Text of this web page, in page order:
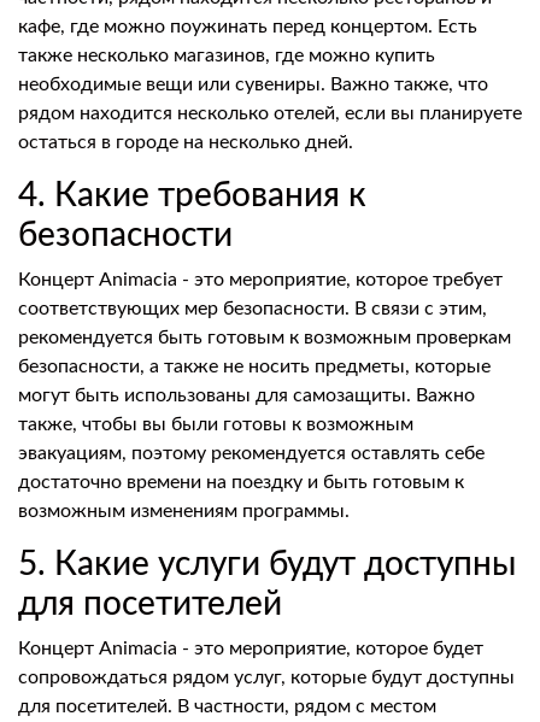
кафе, где можно поужинать перед концертом. Есть
также несколько магазинов, где можно купить
необходимые вещи или сувениры. Важно также, что
рядом находится несколько отелей, если вы планируете
остаться в городе на несколько дней.
4. Какие требования к
безопасности
Концерт Animacia - это мероприятие, которое требует
соответствующих мер безопасности. В связи с этим,
рекомендуется быть готовым к возможным проверкам
безопасности, а также не носить предметы, которые
могут быть использованы для самозащиты. Важно
также, чтобы вы были готовы к возможным
эвакуациям, поэтому рекомендуется оставлять себе
достаточно времени на поездку и быть готовым к
возможным изменениям программы.
5. Какие услуги будут доступны
для посетителей
Концерт Animacia - это мероприятие, которое будет
сопровождаться рядом услуг, которые будут доступны
для посетителей. В частности, рядом с местом